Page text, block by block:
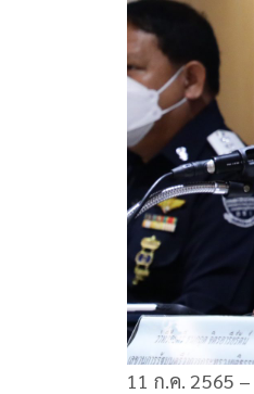
11 ก.ค. 2565